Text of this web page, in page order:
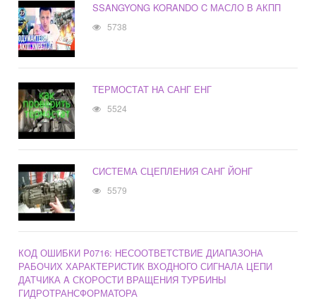
SSANGYONG KORANDO C МАСЛО В АКПП
5738
ТЕРМОСТАТ НА САНГ ЕНГ
5524
СИСТЕМА СЦЕПЛЕНИЯ САНГ ЙОНГ
5579
КОД ОШИБКИ P0716: НЕСООТВЕТСТВИЕ ДИАПАЗОНА
РАБОЧИХ ХАРАКТЕРИСТИК ВХОДНОГО СИГНАЛА ЦЕПИ
ДАТЧИКА A СКОРОСТИ ВРАЩЕНИЯ ТУРБИНЫ
ГИДРОТРАНСФОРМАТОРА